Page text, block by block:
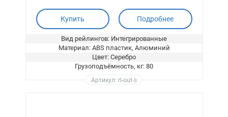
Купить Подробнее
Вид рейлингов: Интегрированные
Материал: ABS пластик, Алюминий
Цвет: Серебро
Грузоподъёмность, кг: 80
Артикул: rl-out-s